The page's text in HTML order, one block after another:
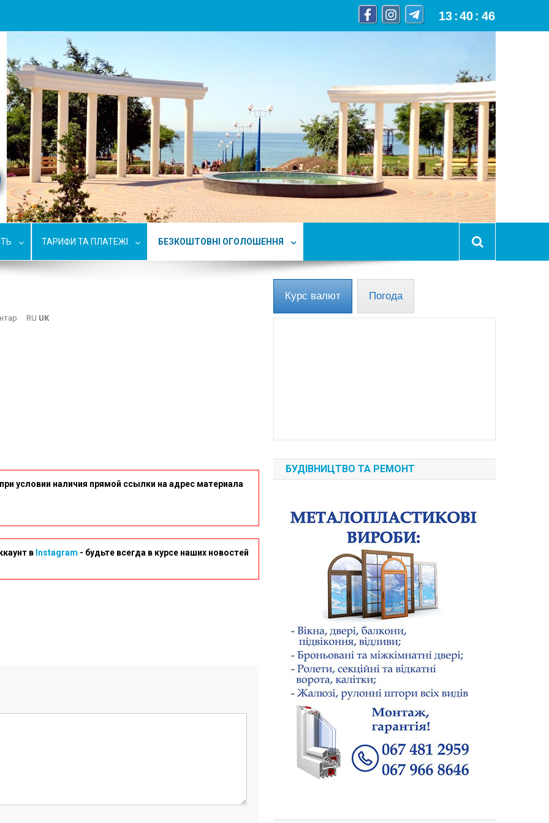
13 :40 : 47
ТАРИФИ ТА ПЛАТЕЖІ БЕЗКОШТОВНІ ОГОЛОШЕННЯ
RU UK
условии наличия прямой ссылки на адрес материала
в Instagram - будьте всегда в курсе наших новостей
Курс валют Погода
БУДІВНИЦТВО ТА РЕМОНТ